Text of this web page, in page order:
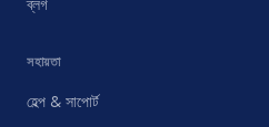
ব্লগ
সহায়তা
হেল্প & সাপোর্ট